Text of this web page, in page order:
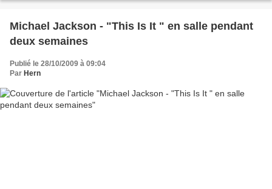
Michael Jackson - "This Is It " en salle pendant
deux semaines
Publié le 28/10/2009 à 09:04
Par Hern